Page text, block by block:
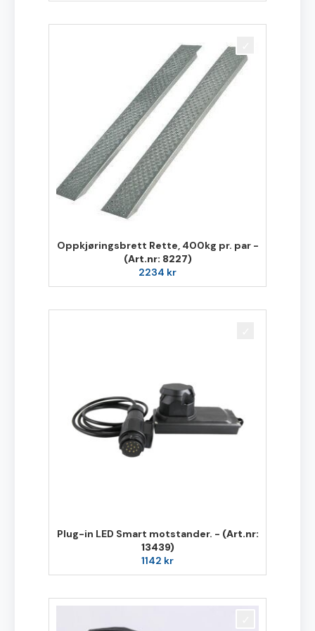
Oppkjøringsbrett Rette, 400kg pr. par -
(Art.nr: 8227)
2234 kr
Plug-in LED Smart motstander. - (Art.nr:
13439)
1142 kr